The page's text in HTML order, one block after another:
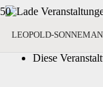
LEOPOLD-
« Alle Veranstaltungen
Diese